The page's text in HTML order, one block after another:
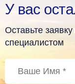
У вас
Оставьте
специалистом